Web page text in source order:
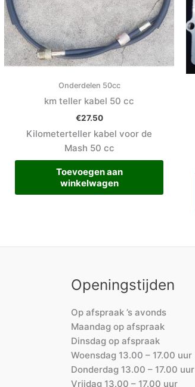
Onderdelen 50cc
km teller kabel 50 cc
€27.50
Kilometerteller kabel voor de
Mash 50 cc
Toevoegen aan
winkelwagen
Openingstijden
Op afspraak ’s avonds
Maandag op afspraak
Dinsdag op afspraak
Woensdag 13.00 – 17.00 uur
Donderdag 13.00 – 17.00 uur
Vrijdag 13.00 – 17.00 uur